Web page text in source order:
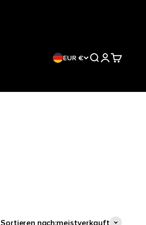
EUR € SucheAnmelden
Sortieren nach:meistverkauft